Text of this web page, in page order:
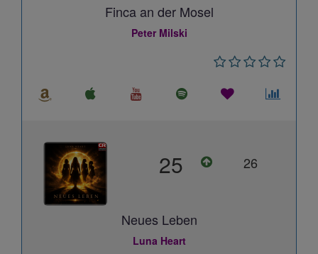
Finca an der Mosel
Peter Milski
25 26
Neues Leben
Luna Heart